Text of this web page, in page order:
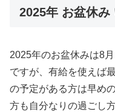
2025年 お盆休み
2025年のお盆休みは8
ですが、有給を使えば
の予定がある方は早め
方も自分なりの過ごし